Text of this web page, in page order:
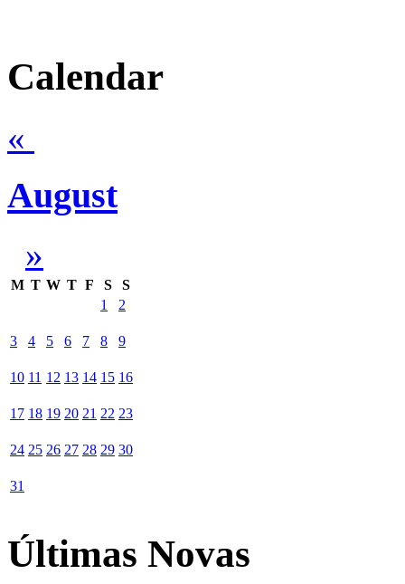
Calendar
«
August
»
M T W T F S
S
1
2
3 4 5 6 7 8 9
10 11 12 13 14 15 16
17 18 19 20 21 22 23
24 25 26 27 28 29 30
31
Últimas Novas